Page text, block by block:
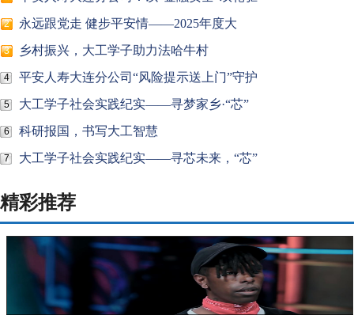
2 永远跟党走 健步平安情——2025年度大
3 乡村振兴，大工学子助力法哈牛村
4 平安人寿大连分公司“风险提示送上门”守护
5 大工学子社会实践纪实——寻梦家乡·“芯”
6 科研报国，书写大工智慧
7 大工学子社会实践纪实——寻芯未来，“芯”
精彩推荐